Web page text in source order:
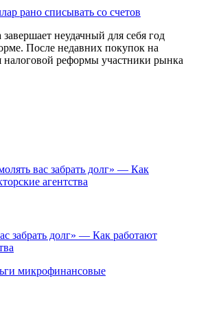
рано списывать со счетов
неудачный для себя год
После недавних покупок на
налоговой реформы участники рынка
забрать долг» — Как работают